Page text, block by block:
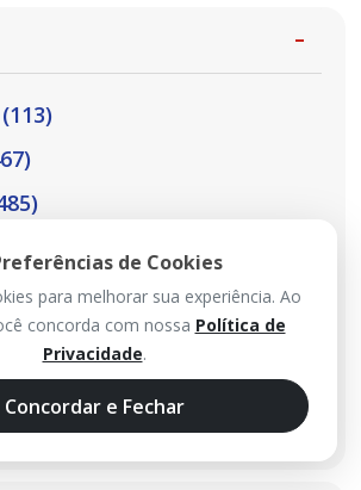
(301)
de Cookies
para melhorar sua experiência. Ao
concorda com nossa Política de
Privacidade.
Concordar e Fechar